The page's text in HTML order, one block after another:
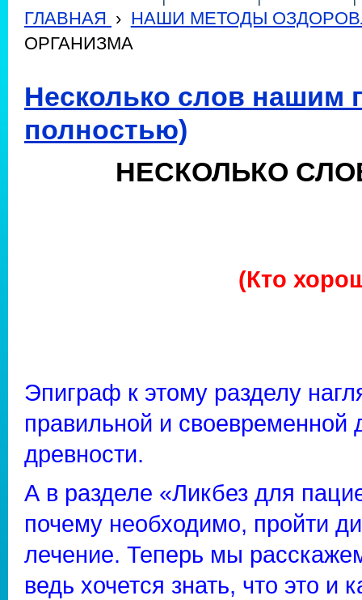
ГЛАВНАЯ › НАШИ МЕТОДЫ
ОРГАНИЗМА
Несколько слов нашим
полностью)
НЕСКОЛЬКО
(Кто
Эпиграф к этому разделу
правильной и своевременной
древности.
А в разделе «Ликбез для
почему необходимо, пройти
лечение. Теперь мы
ведь хочется знать, что это и